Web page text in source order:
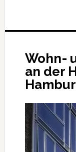
Wohn-
an der